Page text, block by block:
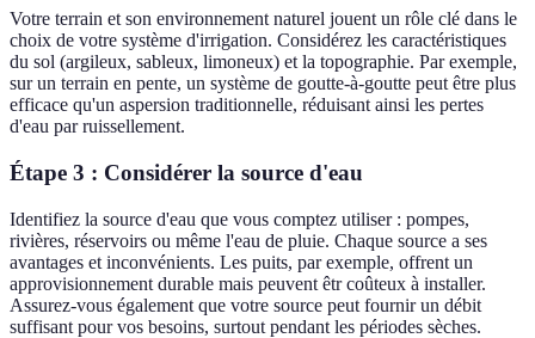
Votre terrain et son environnement naturel jouent un rôle clé dans le
choix de votre système d'irrigation. Considérez les caractéristiques
du sol (argileux, sableux, limoneux) et la topographie. Par exemple,
sur un terrain en pente, un système de goutte-à-goutte peut être plus
efficace qu'un aspersion traditionnelle, réduisant ainsi les pertes
d'eau par ruissellement.
Étape 3 : Considérer la source d'eau
Identifiez la source d'eau que vous comptez utiliser : pompes,
rivières, réservoirs ou même l'eau de pluie. Chaque source a ses
avantages et inconvénients. Les puits, par exemple, offrent un
approvisionnement durable mais peuvent êtr coûteux à installer.
Assurez-vous également que votre source peut fournir un débit
suffisant pour vos besoins, surtout pendant les périodes sèches.